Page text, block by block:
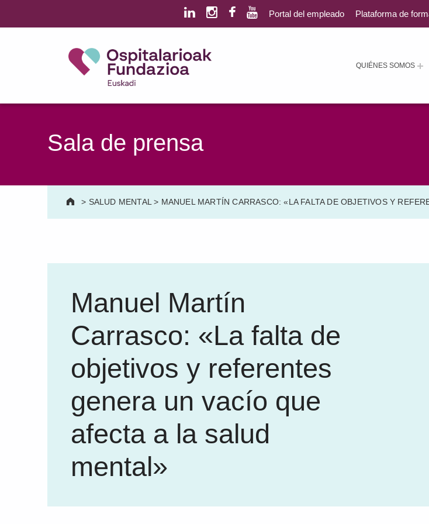
QUIÉNES SOMOS
Portal del empleado Plataforma de
Sala de prensa
> SALUD MENTAL > MANUEL MARTÍN CARRASCO: «LA FALTA DE OBJETIVOS Y
Manuel Martín
Carrasco: «La falta de
objetivos y referentes
genera un vacío que
afecta a la salud
mental»